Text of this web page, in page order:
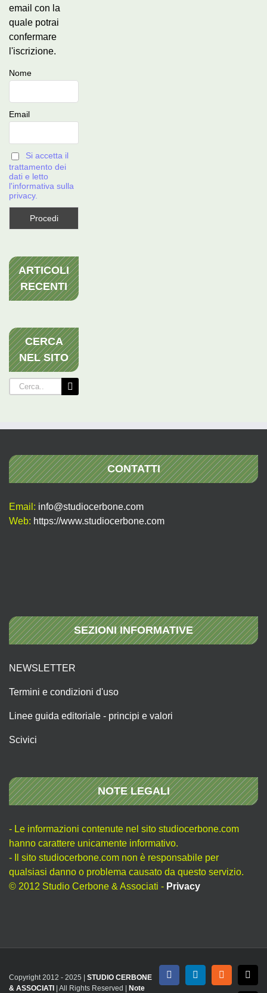
email con la
quale potrai
confermare
l'iscrizione.
Nome
Email
Si accetta il
trattamento dei
dati e letto
l'informativa sulla
privacy.
ARTICOLI
RECENTI
CERCA
NEL SITO
Cerca
per:
CONTATTI
Email: info@studiocerbone.com
Web: https://www.studiocerbone.com
SEZIONI INFORMATIVE
NEWSLETTER
Termini e condizioni d'uso
Linee guida editoriale - principi e valori
Scivici
NOTE LEGALI
- Le informazioni contenute nel sito studiocerbone.com
hanno carattere unicamente informativo.
- Il sito studiocerbone.com non è responsabile per
qualsiasi danno o problema causato da questo servizio.
© 2012 Studio Cerbone & Associati - Privacy
Copyright 2012 - 2025 | STUDIO CERBONE
& ASSOCIATI | All Rights Reserved | Note
FacebookLinkedInRss X